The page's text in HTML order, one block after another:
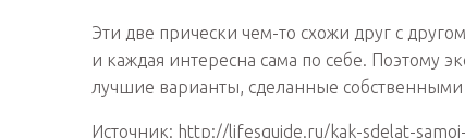
Эти две прически чем-то схожи друг с
и каждая интересна сама по себе. Поэтому
лучшие варианты, сделанные собственными
Источник: http://lifesguide.ru/kak-sdelat-